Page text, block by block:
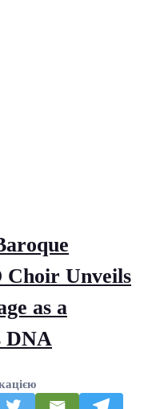
Choir Unveils
as a
DNA